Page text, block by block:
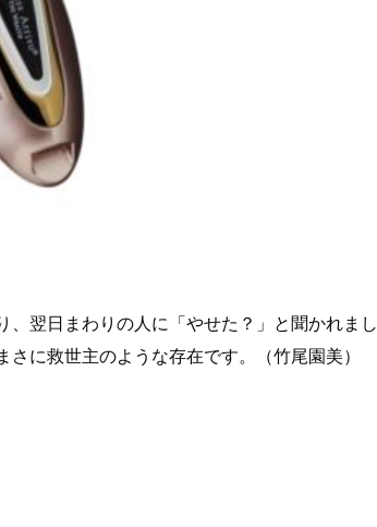
翌日まわりの人に「やせた？」と聞かれまし
に救世主のような存在です。（竹尾園美）